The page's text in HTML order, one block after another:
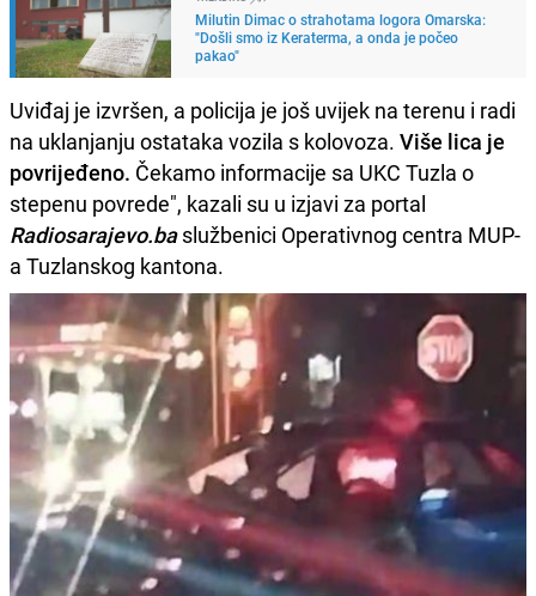
Milutin Dimac o strahotama logora Omarska:
"Došli smo iz Keraterma, a onda je počeo
pakao"
Uviđaj je izvršen, a policija je još uvijek na terenu i radi
na uklanjanju ostataka vozila s kolovoza. Više lica je
povrijeđeno. Čekamo informacije sa UKC Tuzla o
stepenu povrede", kazali su u izjavi za portal
Radiosarajevo.baslužbenici Operativnog centra MUP-
a Tuzlanskog kantona.